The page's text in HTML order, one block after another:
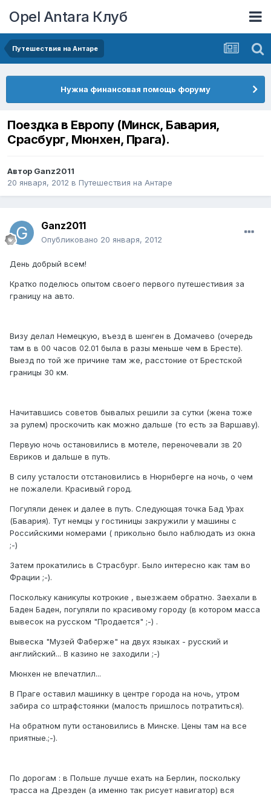
Opel Antara Клуб
Путешествия на Антаре
Нужна финансовая помощь форуму
Поездка в Европу (Минск, Бавария,
Срасбург, Мюнхен, Прага).
Автор Ganz2011
20 января, 2012 в Путешествия на Антаре
Ganz2011
Опубликовано 20 января, 2012
День добрый всем!
Кратко поделюсь опытом своего первого путешестивия за
границу на авто.
Визу делал Немецкую, въезд в шенген в Домачево (очередь
там в в 00 часов 02.01 была в разы меньше чем в Бресте).
Выезд по той же причине там же, расстоние от Брестской
границы 30 км.
Начитавшись советов бывалых решили за сутки (жена тоже
за рулем) проскочить как можно дальше (то есть за Варшаву).
Первую ночь остановились в мотеле, переночевали зв 20
Евриков и дальше в путь.
В силу усталости отстановились в Нюрнберге на ночь, о чем
не пожалели. Красивый город.
Погуляли денек и далее в путь. Следующая точка Бад Урах
(Бавария). Тут немцы у гостиницы закружили у машины с
Российскими номерами ( прикольно было наблюдать из окна
;-)
Затем прокатились в Страсбург. Было интересно как там во
Фрации ;-).
Поскольку каникулы котрокие , выезжаем обратно. Заехали в
Баден Баден, погуляли по красивому городу (в котором масса
вывесок на русском "Продается" ;-) .
Вывеска "Музей Фаберже" на двух языках - русский и
английский... В казино не заходили ;-)
Мюнхен не впечатлил...
В Праге оставил машинку в центре города на ночь, утром
забира со штрафстоянки (малость пришлось потратиться).
На обратном пути остановились в Минске. Цены там на все
приятные.;-).
По дорогам : в Польше лучше ехать на Берлин, поскольку
трасса на Дрезден (а именно так рисует навигатор) вся